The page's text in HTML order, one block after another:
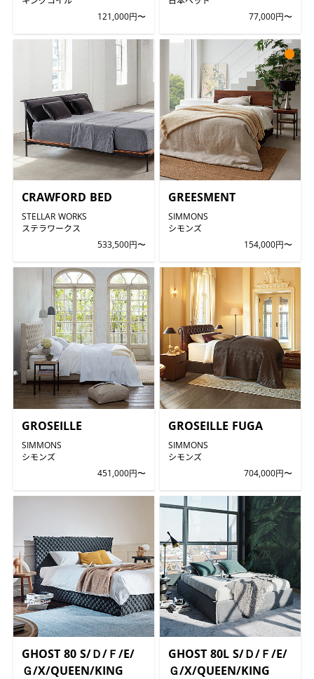
121,000円〜
77,000円〜
CRAWFORD BED
STELLAR WORKS
ステラワークス
533,500円〜
GREESMENT
SIMMONS
シモンズ
154,000円〜
●
GROSEILLE
SIMMONS
シモンズ
451,000円〜
GROSEILLE FUGA
SIMMONS
シモンズ
704,000円〜
GHOST 80 S/Ｄ/Ｆ/E/
Ｇ/X/QUEEN/KING
GHOST 80L S/Ｄ/Ｆ/E/
Ｇ/X/QUEEN/KING